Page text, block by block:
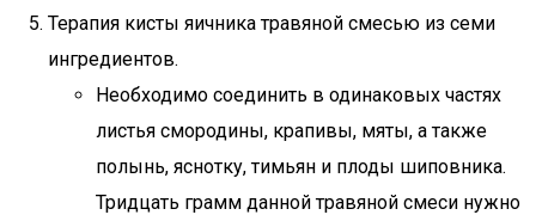
Терапия кисты яичника травяной смесью из семи
ингредиентов.
Необходимо соединить в одинаковых частях
листья смородины, крапивы, мяты, а также
полынь, яснотку, тимьян и плоды шиповника.
Тридцать грамм данной травяной смеси нужно